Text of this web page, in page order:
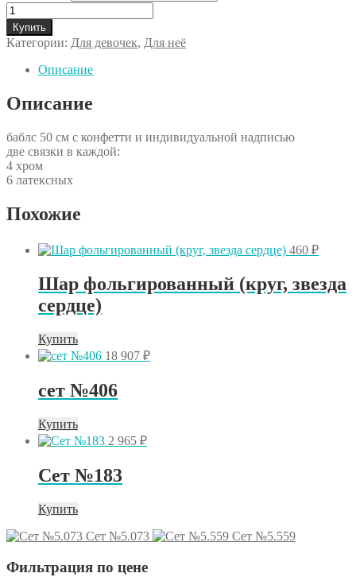
Количество
товара
Сет
№5.539
Купить
Категории: Для девочек, Для неё
Описание
Описание
баблс 50 см с конфетти и индивидуальной надписью
две связки в каждой:
4 хром
6 латексных
Похожие
460 ₽
Шар фольгированный (круг, звезда
сердце)
Купить
18 907 ₽
сет №406
Купить
2 965 ₽
Сет №183
Купить
Сет №5.073
Сет №5.559
Фильтрация по цене